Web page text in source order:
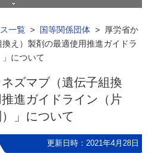
一覧 > 国等関係団体 > 厚労省か
え）製剤の最適使用推進ガイドラ
について
ズマブ（遺伝子組換
進ガイドライン（片
」について
更新日時：2021年4月28日